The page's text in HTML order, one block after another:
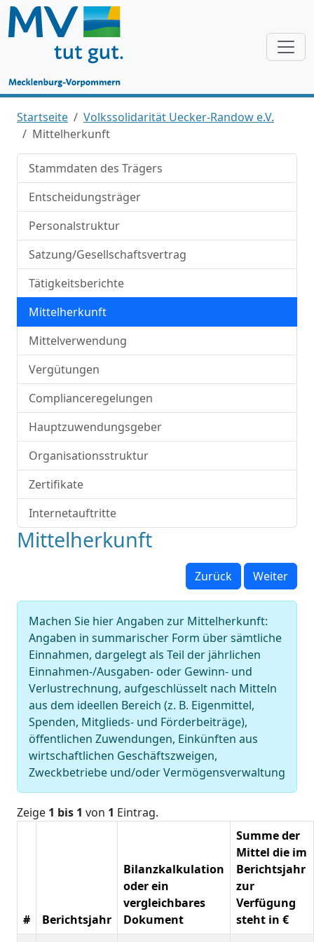
Startseite
Volkssolidarität Uecker-Randow e.V.
Mittelherkunft
Stammdaten des Trägers
Entscheidungsträger
Personalstruktur
Satzung/Gesellschaftsvertrag
Tätigkeitsberichte
Mittelherkunft
Mittelverwendung
Vergütungen
Complianceregelungen
Hauptzuwendungsgeber
Organisationsstruktur
Zertifikate
Internetauftritte
Mittelherkunft
Zurück Weiter
Machen Sie hier Angaben zur Mittelherkunft:
Angaben in summarischer Form über sämtliche
Einnahmen, dargelegt als Teil der jährlichen
Einnahmen-/Ausgaben- oder Gewinn- und
Verlustrechnung, aufgeschlüsselt nach Mitteln
aus dem ideellen Bereich (z. B. Eigenmittel,
Spenden, Mitglieds- und Förderbeiträge),
öffentlichen Zuwendungen, Einkünften aus
wirtschaftlichen Geschäftszweigen,
Zweckbetriebe und/oder Vermögensverwaltung
Zeige 1 bis 1 von 1 Eintrag.
# Berichtsjahr
Bilanzkalkulation
oder ein
vergleichbares
Dokument
Summe der
Mittel die im
Berichtsjahr
zur
Verfügung
steht in €